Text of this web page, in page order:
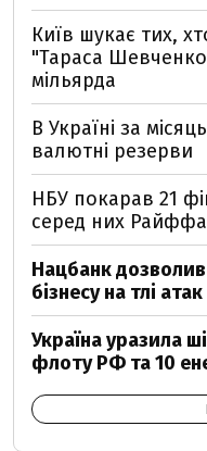
Київ шукає тих,
"Тараса
мільярда
В Україні за
валютні резерви
НБУ покарав 21
серед них
Нацбанк
бізнесу на тлі
Україна уразила
флоту РФ та 10